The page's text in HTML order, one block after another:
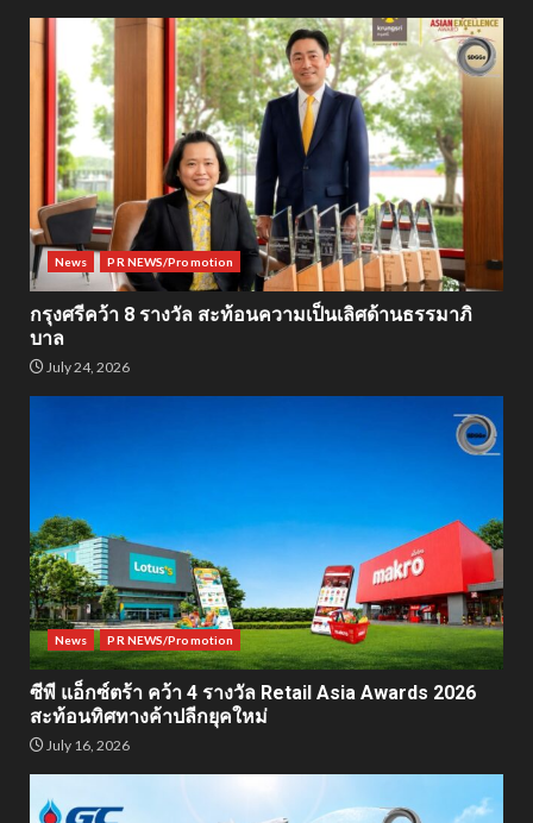
News PR NEWS/Promotion
กรุงศรีคว้า 8 รางวัล สะท้อนความเป็นเลิศด้านธรรมาภิ
บาล
July 24, 2026
News PR NEWS/Promotion
ซีพี แอ็กซ์ตร้า คว้า 4 รางวัล Retail Asia Awards 2026
สะท้อนทิศทางค้าปลีกยุคใหม่
July 16, 2026